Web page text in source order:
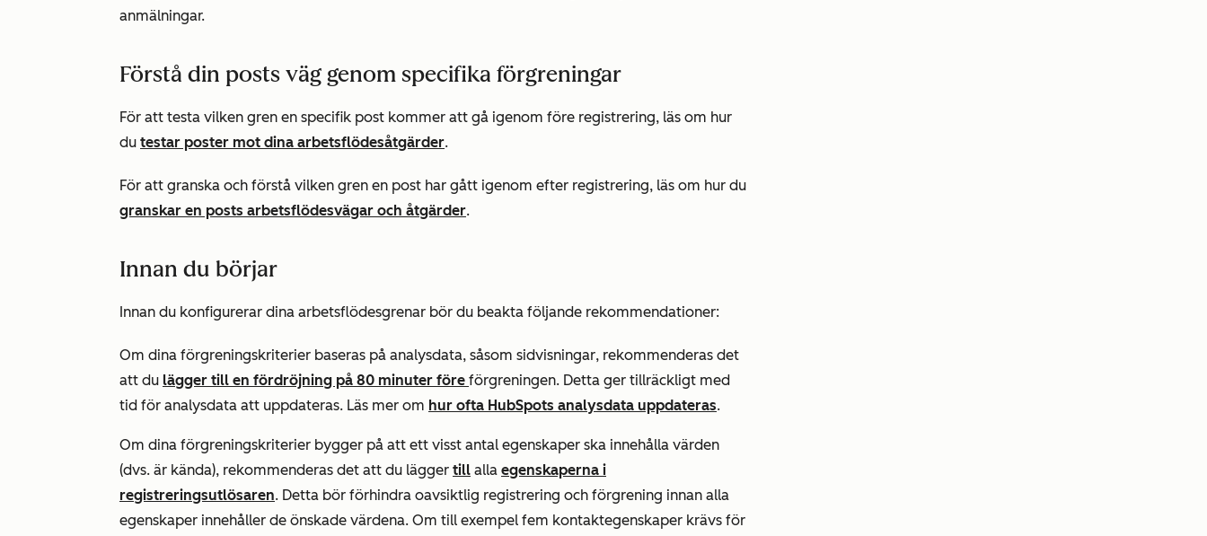
anmälningar.
Förstå din posts väg genom specifika förgreningar
För att testa vilken gren en specifik post kommer att gå igenom före registrering, läs om hur
du testar poster mot dina arbetsflödesåtgärder.
För att granska och förstå vilken gren en post har gått igenom efter registrering, läs om hur du
granskar en posts arbetsflödesvägar och åtgärder.
Innan du börjar
Innan du konfigurerar dina arbetsflödesgrenar bör du beakta följande rekommendationer:
Om dina förgreningskriterier baseras på analysdata, såsom sidvisningar, rekommenderas det
att du lägger till en fördröjning på 80 minuter före förgreningen. Detta ger tillräckligt med
tid för analysdata att uppdateras. Läs mer om hur ofta HubSpots analysdata uppdateras.
Om dina förgreningskriterier bygger på att ett visst antal egenskaper ska innehålla värden
(dvs. är kända), rekommenderas det att du lägger till alla egenskaperna i
registreringsutlösaren. Detta bör förhindra oavsiktlig registrering och förgrening innan alla
egenskaper innehåller de önskade värdena. Om till exempel fem kontaktegenskaper krävs för